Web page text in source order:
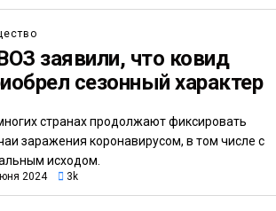
заявили, что ковид
сезонный характер
странах продолжают фиксировать
заражения коронавирусом, в том числе с
исходом.
2024 3k